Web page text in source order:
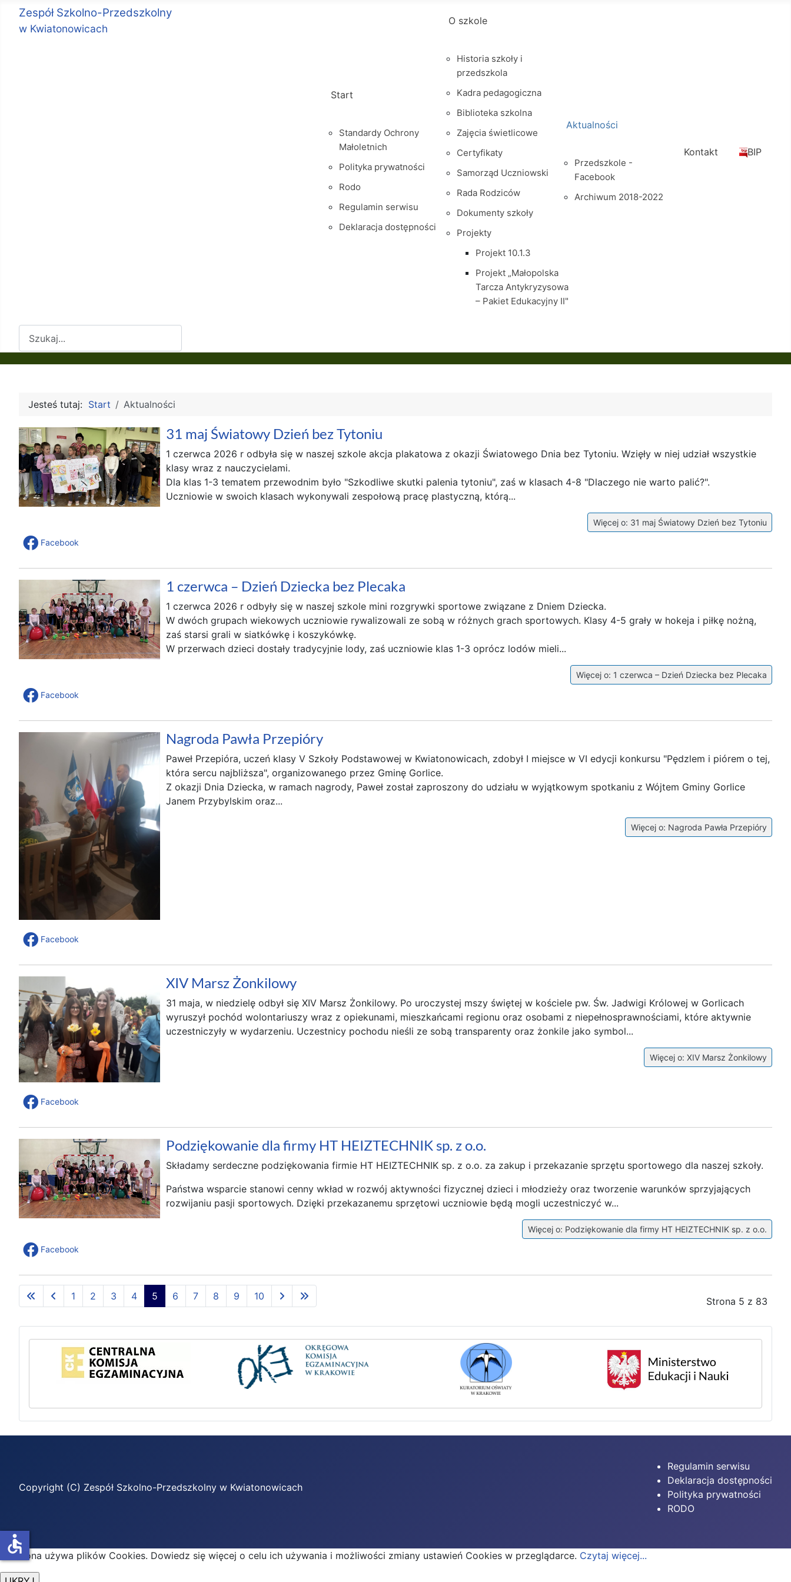
Zespół Szkolno-Przedszkolny
w Kwiatonowicach
Start
Standardy Ochrony
Małoletnich
Polityka prywatności
Rodo
Regulamin serwisu
Deklaracja dostępności
O szkole
Historia szkoły i
przedszkola
Kadra pedagogiczna
Biblioteka szkolna
Zajęcia świetlicowe
Certyfikaty
Samorząd Uczniowski
Rada Rodziców
Dokumenty szkoły
Projekty
Projekt 10.1.3
Projekt „Małopolska
Tarcza Antykryzysowa
– Pakiet Edukacyjny II"
Aktualności
Przedszkole -
Facebook
Archiwum 2018-2022
Kontakt BIP
Jesteś tutaj: Start Aktualności
31 maj Światowy Dzień bez Tytoniu
1 czerwca 2026 r odbyła się w naszej szkole akcja plakatowa z okazji Światowego Dnia bez Tytoniu. Wzięły w niej udział wszystkie
klasy wraz z nauczycielami.
Dla klas 1-3 tematem przewodnim było "Szkodliwe skutki palenia tytoniu", zaś w klasach 4-8 "Dlaczego nie warto palić?".
Uczniowie w swoich klasach wykonywali zespołową pracę plastyczną, którą...
Więcej o: 31 maj Światowy Dzień bez Tytoniu
Facebook
1 czerwca – Dzień Dziecka bez Plecaka
1 czerwca 2026 r odbyły się w naszej szkole mini rozgrywki sportowe związane z Dniem Dziecka.
W dwóch grupach wiekowych uczniowie rywalizowali ze sobą w różnych grach sportowych. Klasy 4-5 grały w hokeja i piłkę nożną,
zaś starsi grali w siatkówkę i koszykówkę.
W przerwach dzieci dostały tradycyjnie lody, zaś uczniowie klas 1-3 oprócz lodów mieli...
Więcej o: 1 czerwca – Dzień Dziecka bez Plecaka
Facebook
Nagroda Pawła Przepióry
Paweł Przepióra, uczeń klasy V Szkoły Podstawowej w Kwiatonowicach, zdobył I miejsce w VI edycji konkursu "Pędzlem i piórem o tej,
która sercu najbliższa", organizowanego przez Gminę Gorlice.
Z okazji Dnia Dziecka, w ramach nagrody, Paweł został zaproszony do udziału w wyjątkowym spotkaniu z Wójtem Gminy Gorlice
Janem Przybylskim oraz...
Więcej o: Nagroda Pawła Przepióry
Facebook
XIV Marsz Żonkilowy
31 maja, w niedzielę odbył się XIV Marsz Żonkilowy. Po uroczystej mszy świętej w kościele pw. Św. Jadwigi Królowej w Gorlicach
wyruszył pochód wolontariuszy wraz z opiekunami, mieszkańcami regionu oraz osobami z niepełnosprawnościami, które aktywnie
uczestniczyły w wydarzeniu. Uczestnicy pochodu nieśli ze sobą transparenty oraz żonkile jako symbol...
Więcej o: XIV Marsz Żonkilowy
Facebook
Podziękowanie dla firmy HT HEIZTECHNIK sp. z o.o.
Składamy serdeczne podziękowania firmie HT HEIZTECHNIK sp. z o.o. za zakup i przekazanie sprzętu sportowego dla naszej szkoły.
Państwa wsparcie stanowi cenny wkład w rozwój aktywności fizycznej dzieci i młodzieży oraz tworzenie warunków sprzyjających
rozwijaniu pasji sportowych. Dzięki przekazanemu sprzętowi uczniowie będą mogli uczestniczyć w...
Więcej o: Podziękowanie dla firmy HT HEIZTECHNIK sp. z o.o.
Facebook
Strona 5 z 83
1 2 3 4 5 6 7 8 9 10
Copyright (C) Zespół Szkolno-Przedszkolny w Kwiatonowicach
Regulamin serwisu
Deklaracja dostępności
Polityka prywatności
RODO
Ta strona używa plików Cookies. Dowiedz się więcej o celu ich używania i możliwości zmiany ustawień Cookies w przeglądarce. Czytaj więcej...
accessible